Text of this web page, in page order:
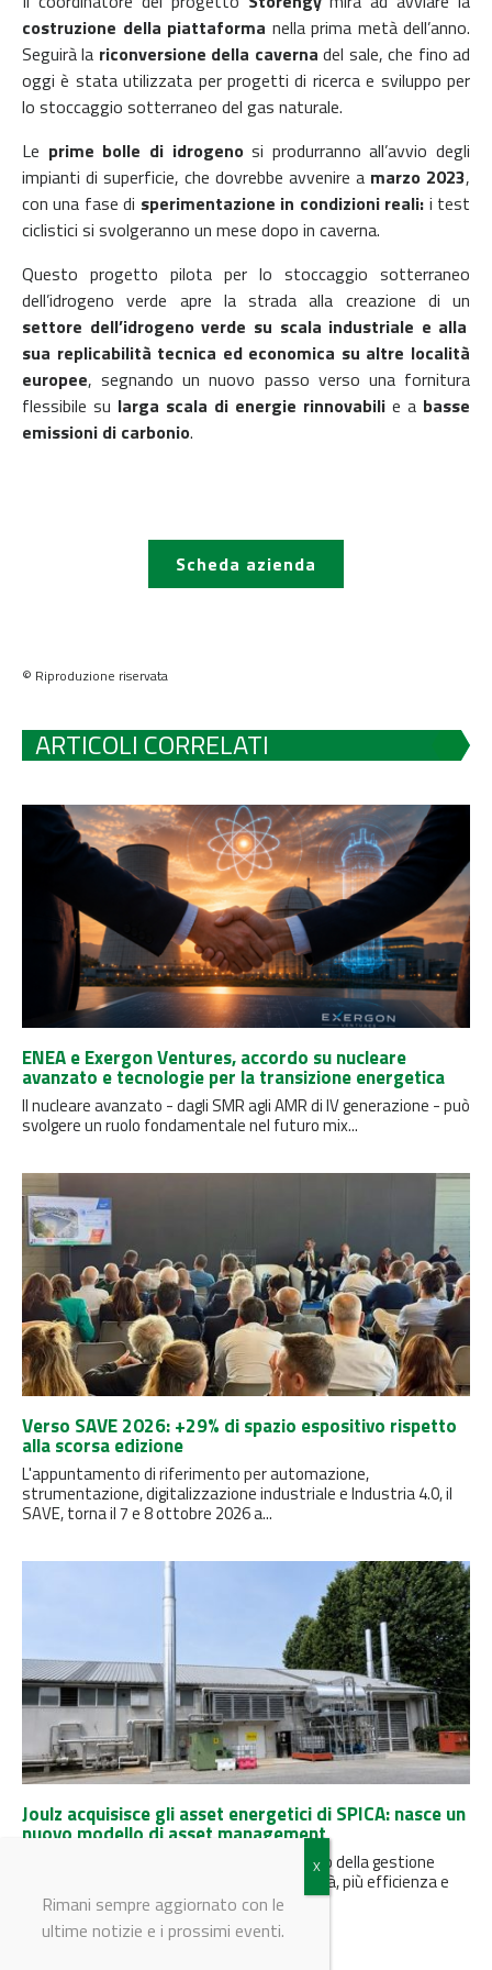
costruzione della piattaforma nella prima metà dell’anno.
Seguirà la riconversione della caverna del sale, che fino ad
oggi è stata utilizzata per progetti di ricerca e sviluppo per
lo stoccaggio sotterraneo del gas naturale.
Le prime bolle di idrogenosi produrranno all’avvio degli
impianti di superficie, che dovrebbe avvenire a marzo 2023,
con una fase di sperimentazione in condizioni reali: i test
ciclistici si svolgeranno un mese dopo in caverna.
Questo progetto pilota per lo stoccaggio sotterraneo
dell’idrogeno verde apre la strada alla creazione di un
settore dell’idrogeno verde su scala industriale e alla
sua replicabilità tecnica ed economica su altre località
europee, segnando un nuovo passo verso una fornitura
flessibile su larga scala di energie rinnovabili e a basse
emissioni di carbonio.
Scheda azienda
© Riproduzione riservata
ARTICOLI CORRELATI
ENEA e Exergon Ventures, accordo su nucleare
avanzato e tecnologie per la transizione energetica
Il nucleare avanzato - dagli SMR agli AMR di IV generazione - può
svolgere un ruolo fondamentale nel futuro mix...
Verso SAVE 2026: +29% di spazio espositivo rispetto
alla scorsa edizione
L'appuntamento di riferimento per automazione,
strumentazione, digitalizzazione industriale e Industria 4.0, il
SAVE, torna il 7 e 8 ottobre 2026 a...
Joulz acquisisce gli asset energetici di SPICA: nasce un
nuovo modello di asset management
Un’operazione strategica che segna il futuro della gestione
energetica per le aziende: meno complessità, più efficienza e
liquidità immediata.
Rimani sempre aggiornato con le
ultime notizie e i prossimi eventi.